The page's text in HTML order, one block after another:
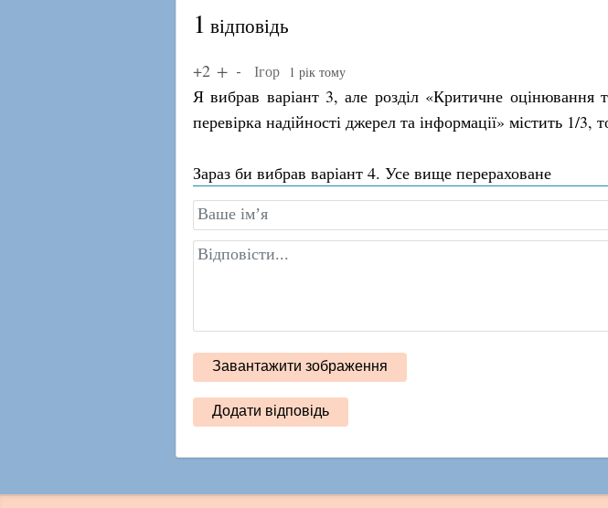
1 відповідь
+2 Ігор 1 рік тому
Я вибрав варіант 3, але розділ «Критичне оцінювання
перевірка надійності джерел та інформації» містить 1/
Зараз би вибрав варіант 4. Усе вище перераховане